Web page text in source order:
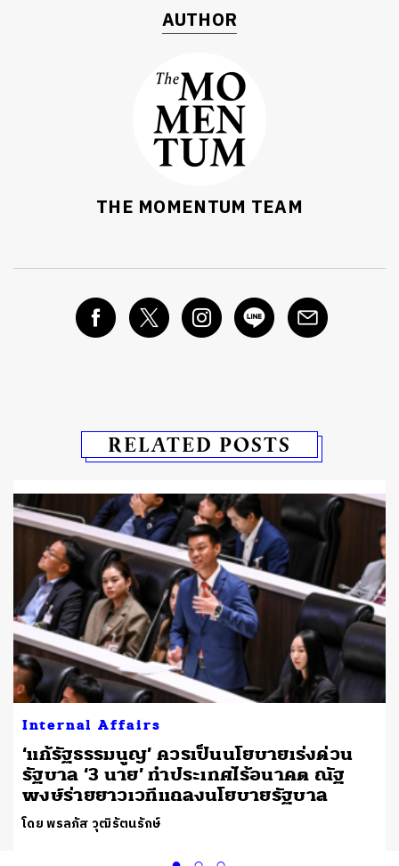
AUTHOR
THE MOMENTUM TEAM
RELATED POSTS
Internal Affairs
‘แก้รัฐธรรมนูญ’ ควรเป็นนโยบายเร่งด่วน
รัฐบาล ‘3 นาย’ ทำประเทศไร้อนาคต ณัฐ
พงษ์ร่ายยาวเวทีแถลงนโยบายรัฐบาล
โดย พรลภัส วุฒิรัตนรักษ์